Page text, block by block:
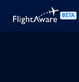
BETA